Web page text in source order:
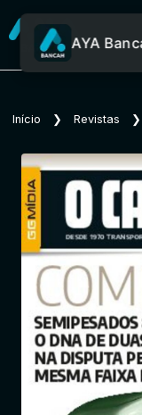
AYA
Início ❯ Revistas ❯